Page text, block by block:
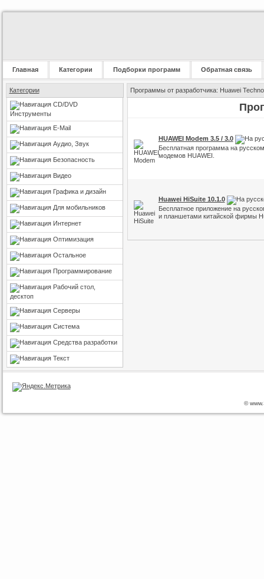
Главная Категории Подборки программ Обратная связь
Категории
CD/DVD
Инструменты
E-Mail
Аудио, Звук
Безопасность
Видео
Графика и дизайн
Для мобильников
Интернет
Оптимизация
Остальное
Программирование
Рабочий стол,
десктоп
Серверы
Система
Средства разработки
Текст
Программы от разработчика: Huawei
HUAWEI Modem 3.5 / 3.0
Бесплатная программа на
модемов HUAWEI.
Huawei HiSuite 10.1.0
Бесплатное приложение на
и планшетами китайской фирмы
©